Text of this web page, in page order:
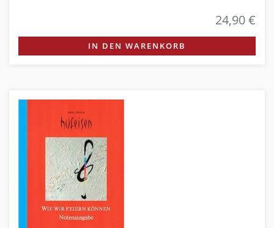
24,90 €
IN DEN WARENKORB